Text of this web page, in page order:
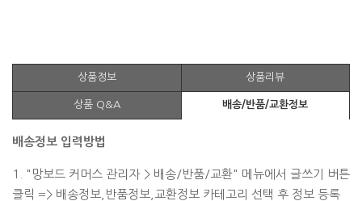
상품정보 상품리뷰
상품 Q&A 배송/반품/교환정보
배송정보 입력방법
1. "망보드 커머스 관리자 > 배송/반품/교환" 메뉴에서 글쓰기 버튼
클릭 => 배송정보,반품정보,교환정보 카테고리 선택 후 정보 등록